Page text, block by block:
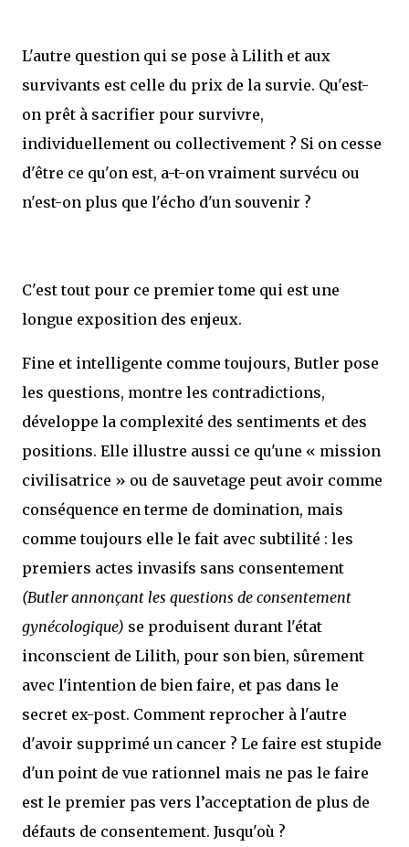
L'autre question qui se pose à Lilith et aux
survivants est celle du prix de la survie. Qu'est-
on prêt à sacrifier pour survivre,
individuellement ou collectivement ? Si on cesse
d'être ce qu'on est, a-t-on vraiment survécu ou
n'est-on plus que l'écho d'un souvenir ?
C'est tout pour ce premier tome qui est une
longue exposition des enjeux.
Fine et intelligente comme toujours, Butler pose
les questions, montre les contradictions,
développe la complexité des sentiments et des
positions. Elle illustre aussi ce qu'une « mission
civilisatrice » ou de sauvetage peut avoir comme
conséquence en terme de domination, mais
comme toujours elle le fait avec subtilité : les
premiers actes invasifs sans consentement
(Butler annonçant les questions de consentement
gynécologique) se produisent durant l'état
inconscient de Lilith, pour son bien, sûrement
avec l'intention de bien faire, et pas dans le
secret ex-post. Comment reprocher à l'autre
d'avoir supprimé un cancer ? Le faire est stupide
d'un point de vue rationnel mais ne pas le faire
est le premier pas vers l’acceptation de plus de
défauts de consentement. Jusqu'où ?